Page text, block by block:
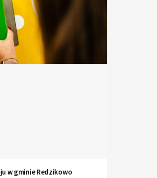
w gminie Redzikowo